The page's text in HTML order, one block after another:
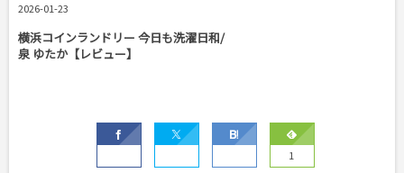
2026-01-23
横浜コインランドリー 今日も洗濯日和/
泉 ゆたか【レビュー】
1